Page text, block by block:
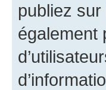
publiez
également